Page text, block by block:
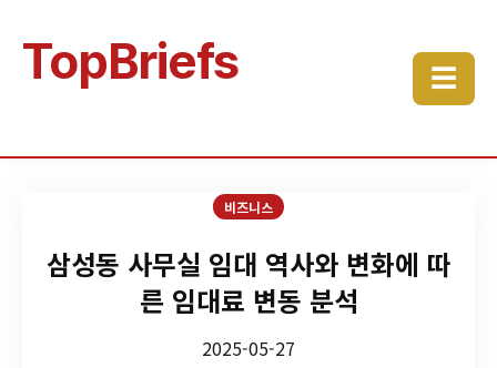
TopBriefs ☰
비즈니스
삼성동 사무실 임대 역사와 변화에 따
른 임대료 변동 분석
2025-05-27